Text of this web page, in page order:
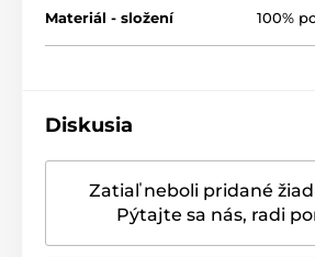
Materiál - složení 100%
Diskusia
Zatiaľ neboli pridané
Pýtajte sa nás, radi